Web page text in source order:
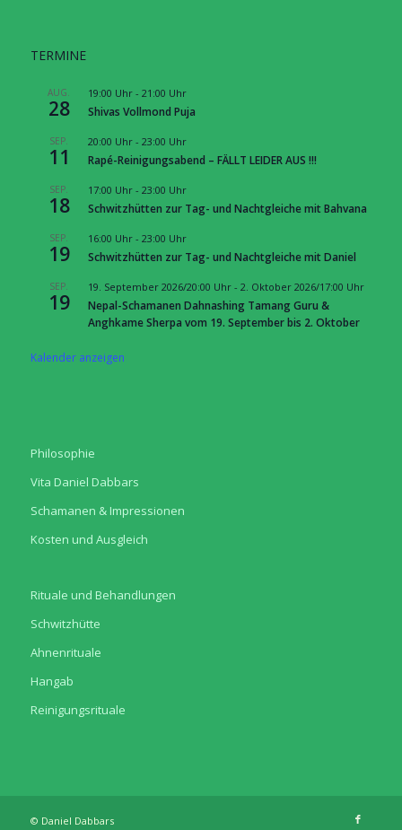
TERMINE
AUG.
28
19:00 Uhr- 21:00 Uhr
Shivas Vollmond Puja
SEP.
11
20:00 Uhr- 23:00 Uhr
Rapé-Reinigungsabend – FÄLLT LEIDER AUS !!!
SEP.
18
17:00 Uhr- 23:00 Uhr
Schwitzhütten zur Tag- und Nachtgleiche mit Bahvana
SEP.
19
16:00 Uhr- 23:00 Uhr
Schwitzhütten zur Tag- und Nachtgleiche mit Daniel
SEP.
19
19. September 2026/20:00 Uhr- 2. Oktober 2026/17:00 Uhr
Nepal-Schamanen Dahnashing Tamang Guru &
Anghkame Sherpa vom 19. September bis 2. Oktober
Kalender anzeigen
Philosophie
Vita Daniel Dabbars
Schamanen & Impressionen
Kosten und Ausgleich
Rituale und Behandlungen
Schwitzhütte
Ahnenrituale
Hangab
Reinigungsrituale
© Daniel Dabbars